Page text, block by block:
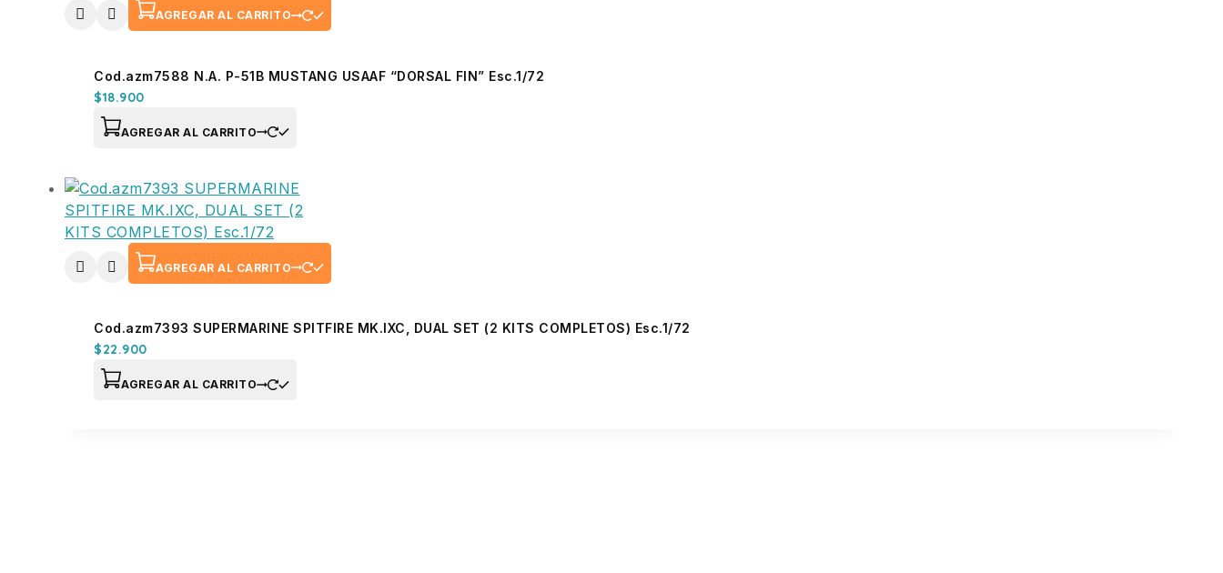
AGREGAR AL CARRITO
Cod.azm7588 N.A. P-51B MUSTANG USAAF “DORSAL FIN” Esc.1/72
$18.900
AGREGAR AL CARRITO
AGREGAR AL CARRITO
Cod.azm7393 SUPERMARINE SPITFIRE MK.IXC, DUAL SET (2 KITS COMPLETOS) Esc.1/72
$22.900
AGREGAR AL CARRITO